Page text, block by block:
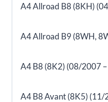
A4 Allroad B8 (8KH)
A4 Allroad B9 (8WH,
A4 B8 (8K2) (08/2007
A4 B8 Avant (8K5)